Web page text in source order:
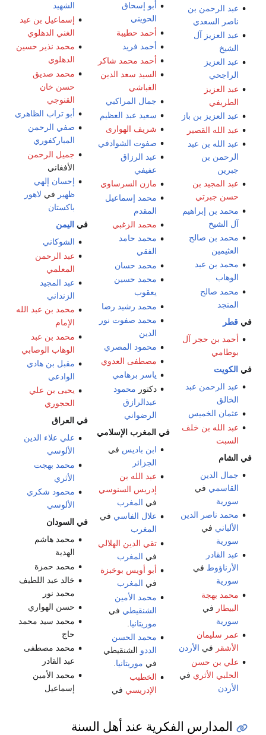
عبد الرحمن بن
ناصر السعدي
عبد العزيز آل
الشيخ
عبد العزيز
الراجحي
عبد العزيز
الطريفي
عبد العزيز بن باز
عبد الله القصير
عبد الله بن عبد
الرحمن بن
جبرين
عبد المجيد بن
حسن جبرتي
محمد بن إبراهيم
آل الشيخ
محمد بن صالح
العثيمين
محمد بن عبد
الوهاب
محمد صالح
المنجد
في قطر
أحمد بن حجر آل
بوطامي
في الكويت
عبد الرحمن عبد
الخالق
عثمان الخميس
عبد الله بن خلف
السبت
في الشام
جمال الدين
القاسمي في
سورية
محمد ناصر الدين
الألباني في
سورية
عبد القادر
الأرناؤوط في
سورية
محمد بهجة
البيطار في
سورية
عمر سليمان
الأشقر في الأردن
علي بن حسن
الحلبي الأثري في
الأردن
أبو إسحاق
الحويني
أحمد حطيبة
أحمد فريد
أحمد محمد شاكر
السيد سعد الدين
الغباشي
جمال المراكبي
سعيد عبد العظيم
شريف الهوارى
صفوت الشوادفي
عبد الرزاق
عفيفي
مازن السرساوي
محمد إسماعيل
المقدم
محمد الزغبي
محمد حامد
الفقي
محمد حسان
محمد حسين
يعقوب
محمد رشيد رضا
محمد صفوت نور
الدين
محمود المصري
مصطفى العدوي
ياسر برهامي
دكتور محمود
عبدالرازق
الرضواني
في المغرب الإسلامي
ابن باديس في
الجزائر
عبد الله بن
إدريس السنوسي
في المغرب
علال الفاسي في
المغرب
تقي الدين الهلالي
في المغرب
أبو أويس بوخبزة
في المغرب
محمد الأمين
الشنقيطي في
موريتانيا
محمد الحسن
الددو الشنقيطي
في موريتانيا
الخطيب
الإدريسي في
الشهيد
إسماعيل بن عبد
الغني الدهلوي
محمد نذير حسين
الدهلوي
محمد صديق
حسن خان
القنوجي
أبو تراب الظاهري
صفي الرحمن
المباركفوري
جميل الرحمن
الأفغاني
إحسان إلهي
ظهير في لاهور
باكستان
في اليمن
الشوكاني
عبد الرحمن
المعلمي
عبد المجيد
الزنداني
محمد بن عبد الله
الإمام
محمد بن عبد
الوهاب الوصابي
مقبل بن هادي
الوادعي
يحيى بن علي
الحجوري
في العراق
علي علاء الدين
الألوسي
محمد بهجت
الأثري
محمود شكري
الألوسي
في السودان
محمد هاشم
الهدية
محمد حمزة
خالد عبد اللطيف
محمد نور
حسن الهواري
محمد سيد محمد
حاج
محمد مصطفى
عبد القادر
محمد الأمين
إسماعيل
المدارس الفكرية عند أهل السنة